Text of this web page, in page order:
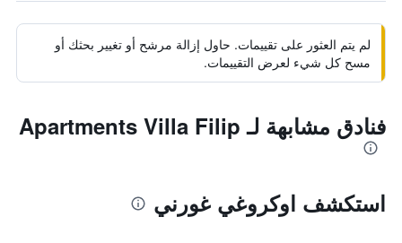
لم يتم العثور على تقييمات. حاول إزالة مرشح أو تغيير بحثك أو
مسح كل شيء لعرض التقييمات.
فنادق مشابهة لـ Apartments Villa Filip
استكشف اوكروغي غورني